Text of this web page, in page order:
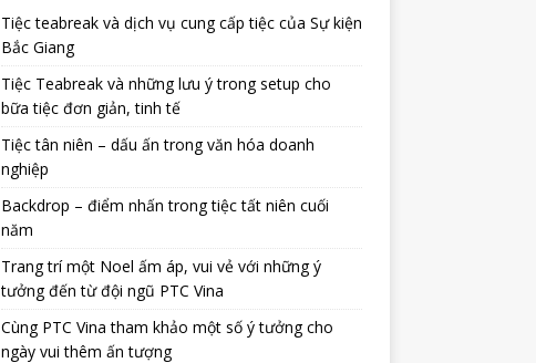
Tiệc teabreak và dịch vụ cung cấp tiệc của Sự kiện
Bắc Giang
Tiệc Teabreak và những lưu ý trong setup cho
bữa tiệc đơn giản, tinh tế
Tiệc tân niên – dấu ấn trong văn hóa doanh
nghiệp
Backdrop – điểm nhấn trong tiệc tất niên cuối
năm
Trang trí một Noel ấm áp, vui vẻ với những ý
tưởng đến từ đội ngũ PTC Vina
Cùng PTC Vina tham khảo một số ý tưởng cho
ngày vui thêm ấn tượng